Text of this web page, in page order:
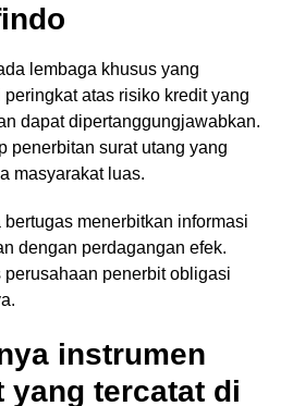
lembaga khusus yang
atas risiko kredit yang
dapat dipertanggungjawabkan.
penerbitan surat utang yang
masyarakat luas.
menerbitkan informasi
dengan perdagangan efek.
penerbit obligasi
instrumen
yang tercatat di